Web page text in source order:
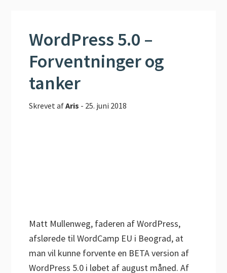
WordPress 5.0 –
Forventninger og
tanker
Skrevet afAris - 25. juni 2018
Matt Mullenweg, faderen af WordPress,
afslørede til WordCamp EU i Beograd, at
man vil kunne forvente en BETA version af
WordPress 5.0 i løbet af august måned. Af